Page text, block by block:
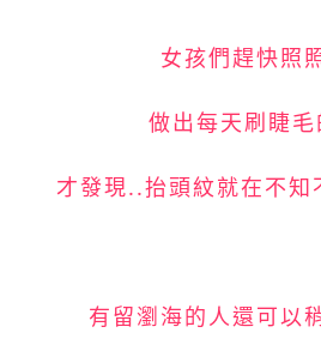
女孩們趕快照
做出每天刷睫毛
才發現..抬頭紋就在不知
有留瀏海的人還可以